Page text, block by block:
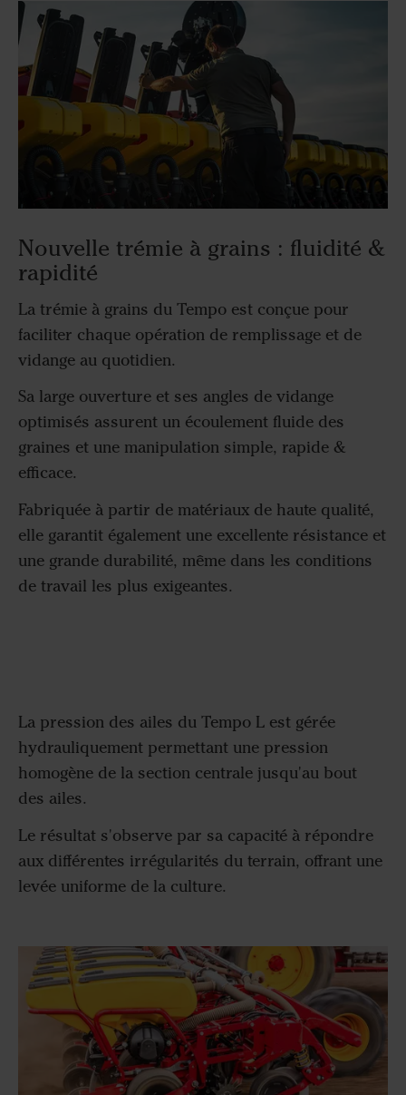
Nouvelle trémie à grains : fluidité &
rapidité
La trémie à grains du Tempo est conçue pour
faciliter chaque opération de remplissage et de
vidange au quotidien.
Sa large ouverture et ses angles de vidange
optimisés assurent un écoulement fluide des
graines et une manipulation simple, rapide &
efficace.
Fabriquée à partir de matériaux de haute qualité,
elle garantit également une excellente résistance et
une grande durabilité, même dans les conditions
de travail les plus exigeantes.
La pression des ailes du Tempo L est gérée
hydrauliquement permettant une pression
homogène de la section centrale jusqu'au bout
des ailes.
Le résultat s'observe par sa capacité à répondre
aux différentes irrégularités du terrain, offrant une
levée uniforme de la culture.